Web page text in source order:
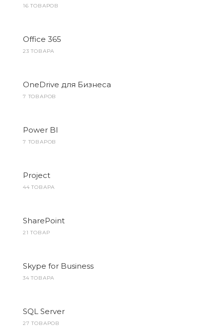
16 ТОВАРОВ
Office 365
23 ТОВАРА
OneDrive для Бизнеса
7 ТОВАРОВ
Power BI
7 ТОВАРОВ
Project
44 ТОВАРА
SharePoint
21 ТОВАР
Skype for Business
34 ТОВАРА
SQL Server
27 ТОВАРОВ